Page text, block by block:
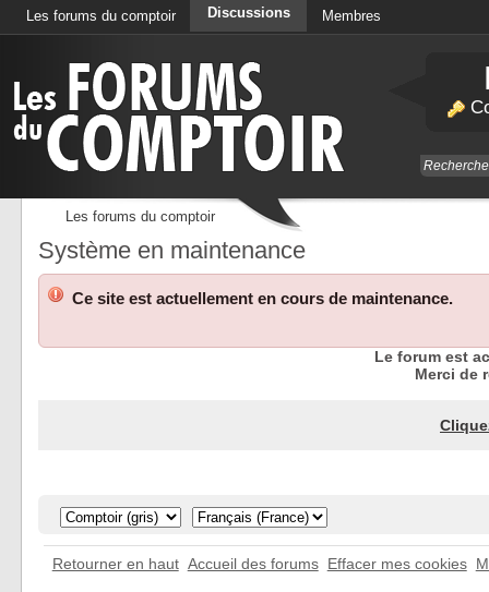
Les forums du comptoir Discussions Membres
Les forums du comptoir
Système en maintenance
Ce site est actuellement en cours de maintenance.
Le forum est
Merci de
Retourner en haut Accueil des forums Effacer mes cookies